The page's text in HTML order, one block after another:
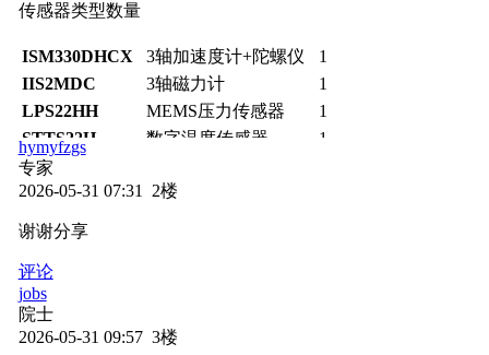
传感器类型数量
ISM330DHCX 3轴加速度计+陀螺仪
1
IIS2MDC
3轴磁力计
1
LPS22HH
MEMS压力传感器
1
STTS22H
数字温度传感器
1
VD6283TX
IIS2DLPC
3轴加速度计
VL53L5CX
ST25DV64KC
（标注
hymyfzgs
专家
2026-05-31 07:31 2楼
谢谢分享
评论
jobs
院士
2026-05-31 09:57 3楼